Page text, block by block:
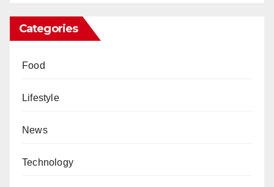
Categories
Food
Lifestyle
News
Technology